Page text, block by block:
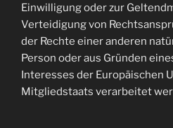
Einwilligung oder zur
Verteidigung von
der Rechte einer anderen
Person oder aus Gründen
Interesses der Europäischen
Mitgliedstaats verarbeitet